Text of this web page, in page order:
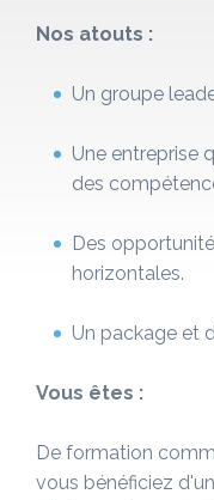
Nos atouts :
Un groupe
Une entreprise
des
Des
horizontales.
Un package et
Vous êtes :
De formation
vous bénéficiez